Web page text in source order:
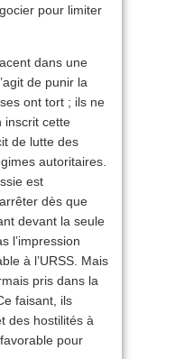
pour limiter
dans une
de punir la
ont tort ; ils ne
inscrit cette
de lutte des
autoritaires.
est
dès que
devant la seule
l’impression
à l’URSS. Mais
pris dans la
faisant, ils
des hostilités à
pour